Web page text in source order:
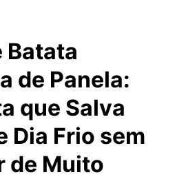
Batata
de Panela:
que Salva
Dia Frio sem
de Muito